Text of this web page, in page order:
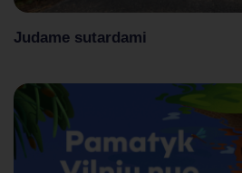
Judame sutardami